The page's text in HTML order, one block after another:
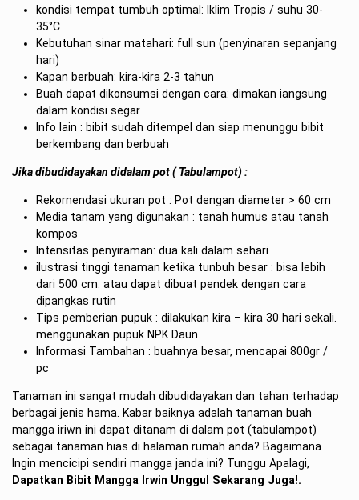
kondisi tempat tumbuh optimal: Iklim Tropis / suhu 30-
35°C
Kebutuhan sinar matahari: full sun (penyinaran sepanjang
hari)
Kapan berbuah: kira-kira 2-3 tahun
Buah dapat dikonsumsi dengan cara: dimakan iangsung
dalam kondisi segar
Info lain : bibit sudah ditempel dan siap menunggu bibit
berkembang dan berbuah
Jika dibudidayakan didalam pot ( Tabulampot) :
Rekornendasi ukuran pot : Pot dengan diameter > 60 cm
Media tanam yang digunakan : tanah humus atau tanah
kompos
Intensitas penyiraman: dua kali dalam sehari
ilustrasi tinggi tanaman ketika tunbuh besar : bisa lebih
dari 500 cm. atau dapat dibuat pendek dengan cara
dipangkas rutin
Tips pemberian pupuk : dilakukan kira – kira 30 hari sekali.
menggunakan pupuk NPK Daun
Informasi Tambahan : buahnya besar, mencapai 800gr /
pc
Tanaman ini sangat mudah dibudidayakan dan tahan terhadap
berbagai jenis hama. Kabar baiknya adalah tanaman buah
mangga iriwn ini dapat ditanam di dalam pot (tabulampot)
sebagai tanaman hias di halaman rumah anda? Bagaimana
Ingin mencicipi sendiri mangga janda ini? Tunggu Apalagi,
Dapatkan Bibit Mangga Irwin Unggul Sekarang Juga!.